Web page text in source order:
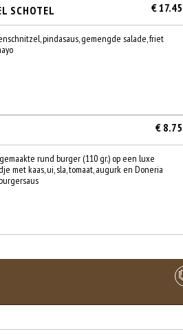
SCHOTEL € 17.45
pindasaus, gemengde salade, friet
€ 8.75
rund burger (110 gr.) op een luxe
met kaas, ui, sla, tomaat, augurk en Doneria